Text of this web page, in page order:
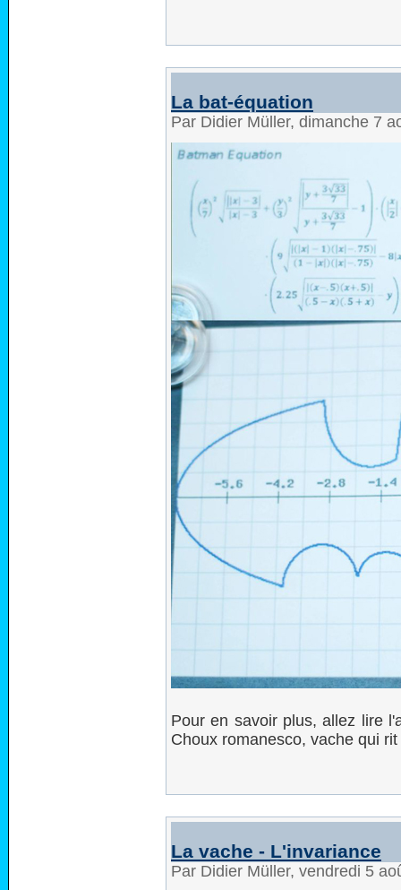
La bat-équation
Par Didier Müller, dimanche 7
Pour en savoir plus, allez lire
Choux romanesco, vache qui
La vache - L'invariance
Par Didier Müller, vendredi 5